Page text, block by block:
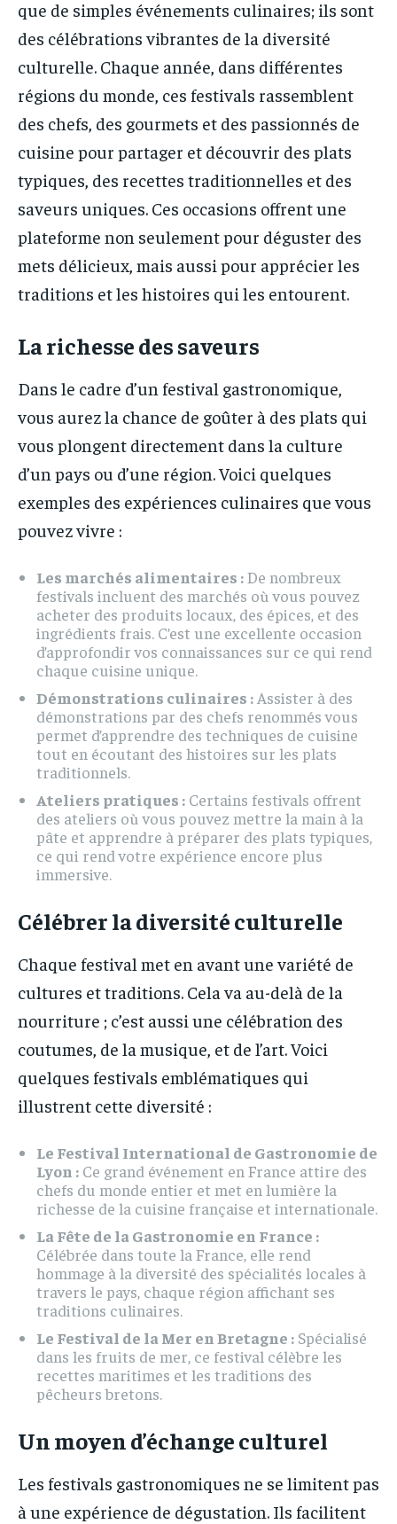
que de simples événements culinaires; ils sont
des célébrations vibrantes de la diversité
culturelle. Chaque année, dans différentes
régions du monde, ces festivals rassemblent
des chefs, des gourmets et des passionnés de
cuisine pour partager et découvrir des plats
typiques, des recettes traditionnelles et des
saveurs uniques. Ces occasions offrent une
plateforme non seulement pour déguster des
mets délicieux, mais aussi pour apprécier les
traditions et les histoires qui les entourent.
La richesse des saveurs
Dans le cadre d’un festival gastronomique,
vous aurez la chance de goûter à des plats qui
vous plongent directement dans la culture
d’un pays ou d’une région. Voici quelques
exemples des expériences culinaires que vous
pouvez vivre :
Les marchés alimentaires :De nombreux
festivals incluent des marchés où vous pouvez
acheter des produits locaux, des épices, et des
ingrédients frais. C’est une excellente occasion
d’approfondir vos connaissances sur ce qui rend
chaque cuisine unique.
Démonstrations culinaires : Assister à des
démonstrations par des chefs renommés vous
permet d’apprendre des techniques de cuisine
tout en écoutant des histoires sur les plats
traditionnels.
Ateliers pratiques : Certains festivals offrent
des ateliers où vous pouvez mettre la main à la
pâte et apprendre à préparer des plats typiques,
ce qui rend votre expérience encore plus
immersive.
Célébrer la diversité culturelle
Chaque festival met en avant une variété de
cultures et traditions. Cela va au-delà de la
nourriture ; c’est aussi une célébration des
coutumes, de la musique, et de l’art. Voici
quelques festivals emblématiques qui
illustrent cette diversité :
Le Festival International de Gastronomie de
Lyon : Ce grand événement en France attire des
chefs du monde entier et met en lumière la
richesse de la cuisine française et internationale.
La Fête de la Gastronomie en France :
Célébrée dans toute la France, elle rend
hommage à la diversité des spécialités locales à
travers le pays, chaque région affichant ses
traditions culinaires.
Le Festival de la Mer en Bretagne : Spécialisé
dans les fruits de mer, ce festival célèbre les
recettes maritimes et les traditions des
pêcheurs bretons.
Un moyen d’échange culturel
Les festivals gastronomiques ne se limitent pas
à une expérience de dégustation. Ils facilitent